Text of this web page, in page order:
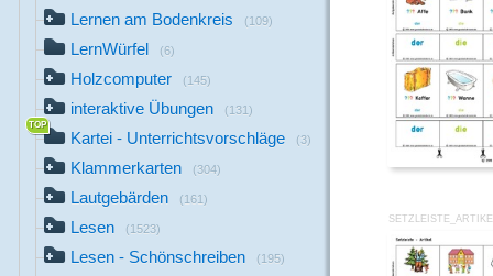
Lernen am Bodenkreis (109)
LernWürfel (6)
Holzcomputer (145)
interaktive Übungen (131)
Kartei - Unterrichtsvorschläge (3)
Klammerkarten (304)
Lautgebärden (161)
Lesen (1523)
Lesen - Schönschreiben (195)